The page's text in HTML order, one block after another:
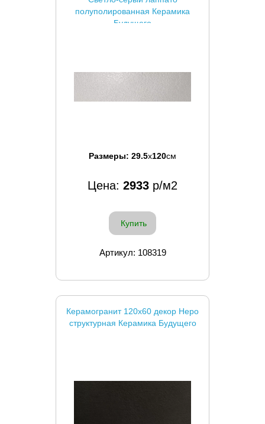
полуполированная Керамика
Будущего
Размеры: 29.5x120см
Цена: 2933 р/м2
Купить
Артикул: 108319
Керамогранит 120x60 декор Неро
структурная Керамика Будущего